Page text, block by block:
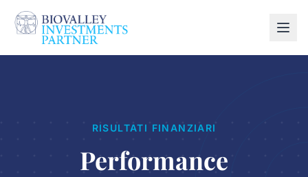
RISULTATI FINANZIARI
Performance